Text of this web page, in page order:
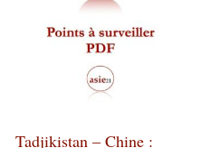
ancien
Tadjikistan – Chine :